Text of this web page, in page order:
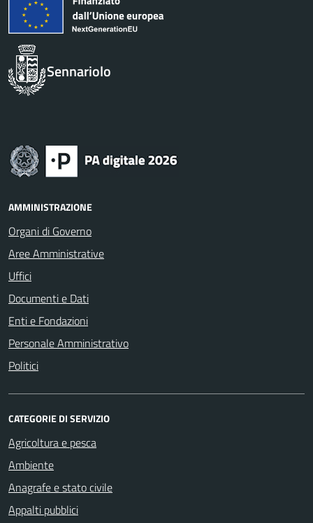
Sennariolo
AMMINISTRAZIONE
Organi di Governo
Aree Amministrative
Uffici
Documenti e Dati
Enti e Fondazioni
Personale Amministrativo
Politici
CATEGORIE DI SERVIZIO
Agricoltura e pesca
Ambiente
Anagrafe e stato civile
Appalti pubblici